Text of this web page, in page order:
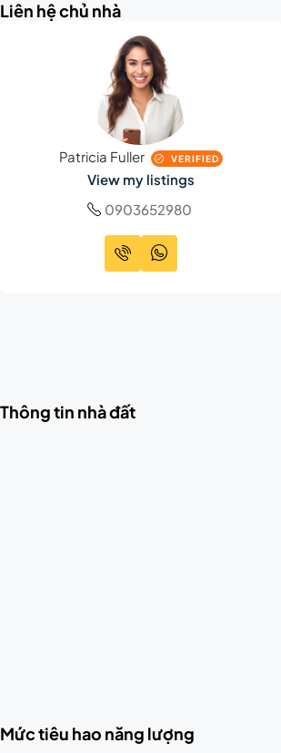
Liên hệ chủ nhà
Patricia Fuller VERIFIED
View my listings
0903652980
Thông tin nhà đất
Mức tiêu hao năng lượng